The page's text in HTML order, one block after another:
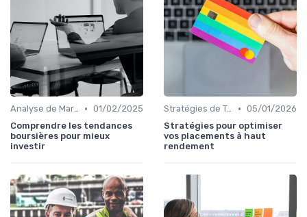
Analyse de Marché • 01/02/2025
Comprendre les tendances
boursières pour mieux
investir
Stratégies de Trading • 05/01/2026
Stratégies pour optimiser
vos placements à haut
rendement